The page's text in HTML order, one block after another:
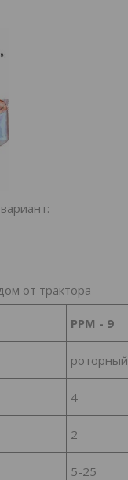
от трактора
РРМ - 9
роторный
4
2
5-25